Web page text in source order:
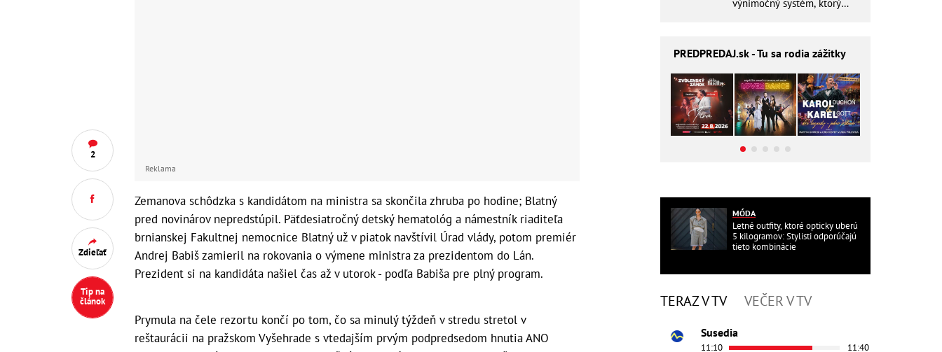
2
Zdieľať
Tip na
článok
Reklama
Zemanova schôdzka s kandidátom na ministra sa skončila zhruba po hodine; Blatný
pred novinárov nepredstúpil. Päťdesiatročný detský hematológ a námestník riaditeľa
brnianskej Fakultnej nemocnice Blatný už v piatok navštívil Úrad vlády, potom premiér
Andrej Babiš zamieril na rokovania o výmene ministra za prezidentom do Lán.
Prezident si na kandidáta našiel čas až v utorok - podľa Babiša pre plný program.
Prymula na čele rezortu končí po tom, čo sa minulý týždeň v stredu stretol v
reštaurácii na pražskom Vyšehrade s vtedajším prvým podpredsedom hnutia ANO
výnimočný systém, ktorý
PREDPREDAJ.sk - Tu sa rodia zážitky
MÓDA
Letné outfity, ktoré opticky uberú
5 kilogramov: Stylisti odporúčajú
tieto kombinácie
TERAZ V TV VEČER V TV
Susedia
11:10 11:40